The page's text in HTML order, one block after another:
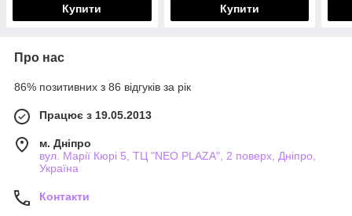
Купити Купити
Про нас
86% позитивних з 86 відгуків за рік
Працює з 19.05.2013
м. Дніпро
вул. Марії Кюрі 5, ТЦ "NEO PLAZA", 2 поверх, Дніпро,
Україна
Контакти